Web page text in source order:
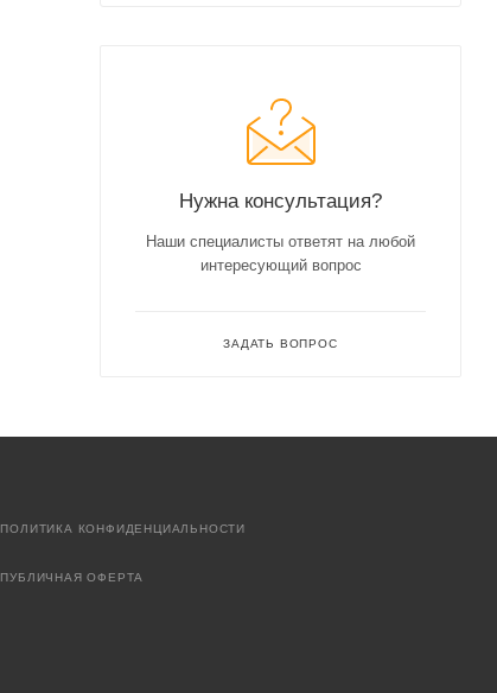
Нужна консультация?
Наши специалисты ответят на любой
интересующий вопрос
ЗАДАТЬ ВОПРОС
ПОЛИТИКА КОНФИДЕНЦИАЛЬНОСТИ
ПУБЛИЧНАЯ ОФЕРТА